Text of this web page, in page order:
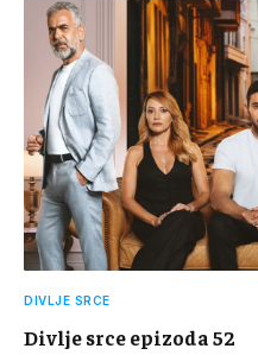
DIVLJE SRCE
Divlje srce epizoda 52